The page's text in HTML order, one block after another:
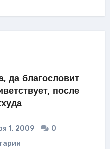
да благословит
после
1, 2009
0